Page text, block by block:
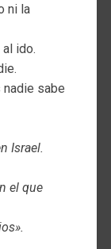
ni la
ido.
sabe
Israel.
el que